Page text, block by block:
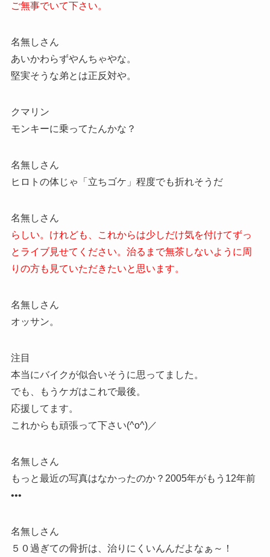
ご無事でいて下さい。
名無しさん
あいかわらずやんちゃやな。
堅実そうな弟とは正反対や。
クマリン
モンキーに乗ってたんかな？
名無しさん
ヒロトの体じゃ「立ちゴケ」程度でも折れそうだ
名無しさん
らしい。けれども、これからは少しだけ気を付けてずっ
とライブ見せてください。治るまで無茶しないように周
りの方も見ていただきたいと思います。
名無しさん
オッサン。
注目
本当にバイクが似合いそうに思ってました。
でも、もうケガはこれで最後。
応援してます。
これからも頑張って下さい(^o^)／
名無しさん
もっと最近の写真はなかったのか？2005年がもう12年前
•••
名無しさん
５０過ぎての骨折は、治りにくいんんだよなぁ～！